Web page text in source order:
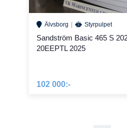
Älvsborg Styrpulpet
Sandström Basic 465 S
20EEPTL 2025
102 000:-